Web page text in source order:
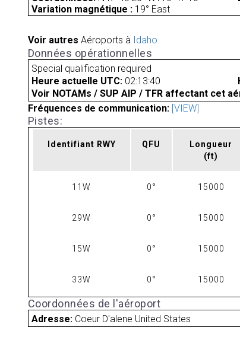
Variation magnétique : 19° East
Voir autres Aéroports à Idaho
Données opérationnelles
Special qualification required
Heure actuelle UTC: 02:13:40
Voir NOTAMs / SUP AIP / TFR affectant cet
Fréquences de communication: [VIEW]
Pistes:
Identifiant RWY QFU
Longueur
(ft)
11W 0° 15000
29W 0° 15000
15W 0° 15000
33W 0° 15000
Coordonnées de l'aéroport
Adresse: Coeur D'alene United States